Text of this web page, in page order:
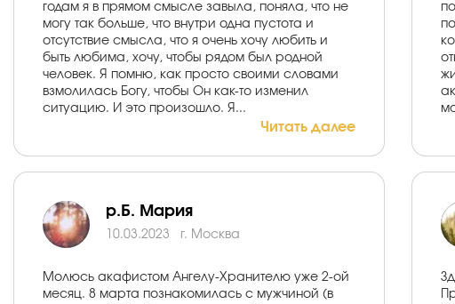
годам я в прямом смысле завыла, поняла, что не
могу так больше, что внутри одна пустота и
отсутствие смысла, что я очень хочу любить и
быть любима, хочу, чтобы рядом был родной
человек. Я помню, как просто своими словами
взмолилась Богу, чтобы Он как-то изменил
ситуацию. И это произошло. Я...
Читать далее
р.Б. Мария
10.03.2023 г. Москва
Молюсь акафистом Ангелу-Хранителю уже 2-ой
месяц. 8 марта познакомилась с мужчиной (в